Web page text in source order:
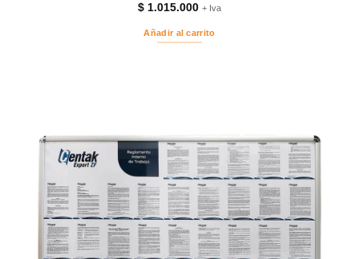
$ 1.015.000 + Iva
Añadir al carrito